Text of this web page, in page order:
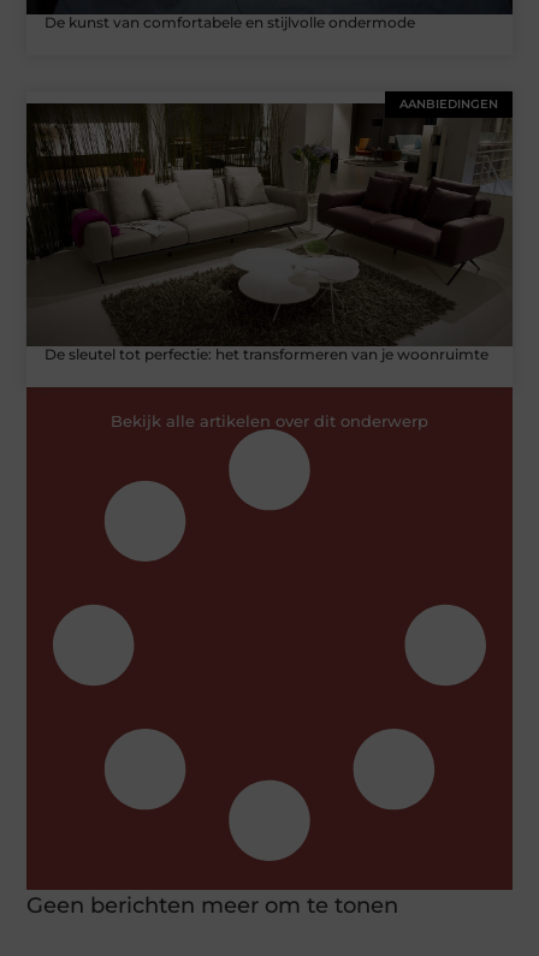
De kunst van comfortabele en stijlvolle ondermode
AANBIEDINGEN
De sleutel tot perfectie: het transformeren van je woonruimte
Bekijk alle artikelen over dit onderwerp
Geen berichten meer om te tonen